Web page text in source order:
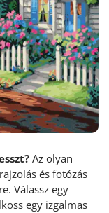
Az olyan
és fotózás
Válassz egy
egy izgalmas